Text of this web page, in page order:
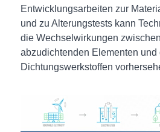
Entwicklungsarbeiten zur
und zu Alterungstests kann
die Wechselwirkungen
abzudichtenden Elementen und
Dichtungswerkstoffen